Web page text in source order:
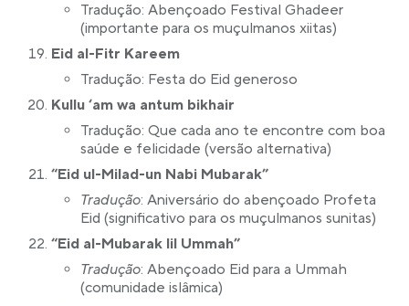
Tradução: Abençoado Festival Ghadeer
(importante para os muçulmanos xiitas)
Eid al-Fitr Kareem
Tradução: Festa do Eid generoso
Kullu ‘am wa antum bikhair
Tradução: Que cada ano te encontre com boa
saúde e felicidade (versão alternativa)
“Eid ul-Milad-un Nabi Mubarak”
Tradução: Aniversário do abençoado Profeta
Eid (significativo para os muçulmanos sunitas)
“Eid al-Mubarak lil Ummah”
Tradução: Abençoado Eid para a Ummah
(comunidade islâmica)